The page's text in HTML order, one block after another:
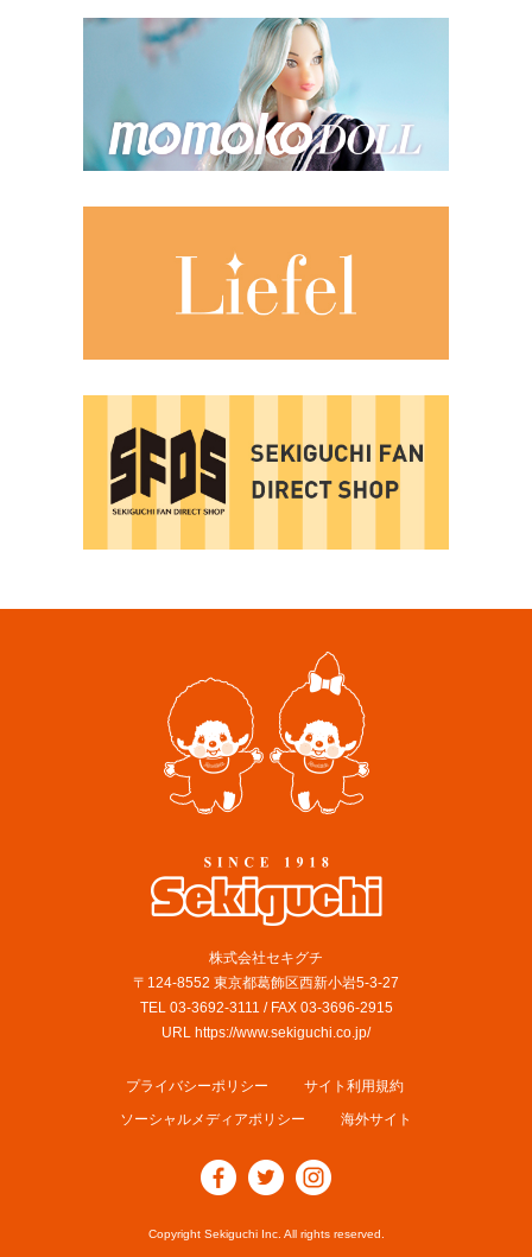
株式会社セキグチ
〒124-8552 東京都葛飾区西新小岩5-3-27
TEL 03-3692-3111 / FAX 03-3696-2915
URL https://www.sekiguchi.co.jp/
プライバシーポリシー
サイト利用規約
ソーシャルメディアポリシー
海外サイト
Copyright Sekiguchi Inc. All rights reserved.